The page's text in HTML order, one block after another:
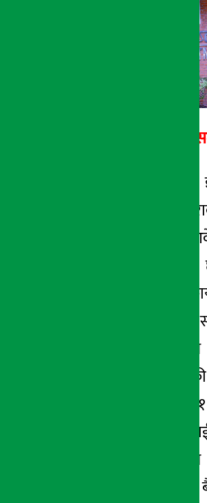
अर्थ सरोकार
काठमाडौं ।
४ अर्ब रुपैयाँ
इकाई
अन्तिम दिन
आज आइतबार
मात्र आवेदन
माघ १६
बराबरको बन्ड
बैंकले
दरले ४० लाख
गरेको हो ।
‘नेपाल